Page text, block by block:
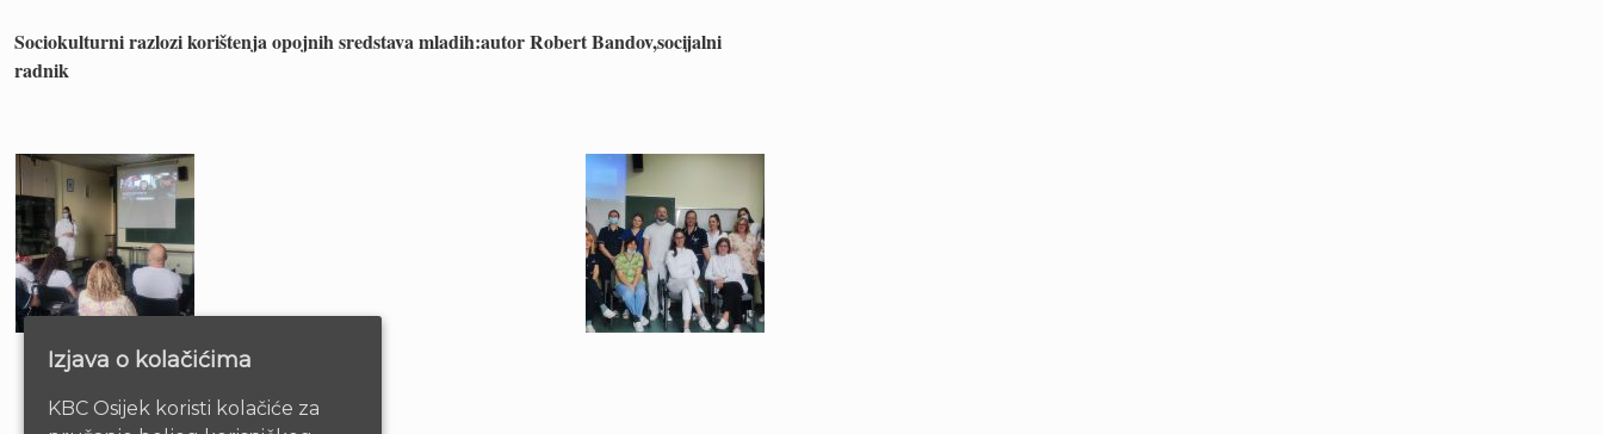
Sociokulturni razlozi korištenja opojnih sredstava mladih:autor Robert Bandov,socijalni
radnik
Izjava o kolačićima
KBC Osijek koristi kolačiće za